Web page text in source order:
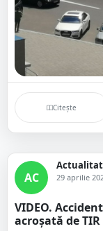
Citește
AC 29 aprilie
VIDEO.
acroșată de TIR